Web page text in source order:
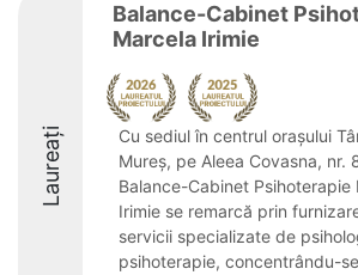
Laureați
Balance-Cabinet
Marcela Irimie
Cu sediul în centrul orașului
Mureș, pe Aleea Covasna, nr.
Balance-Cabinet Psihoterapie
Irimie se remarcă prin
servicii specializate de
psihoterapie, concentrându-